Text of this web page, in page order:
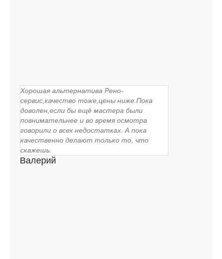
Хорошая альтернатива Рено-
сервис,качество тоже,цены ниже.Пока
доволен,если бы ещё мастера были
повнимательнее и во время осмотра
говорили о всех недостатках. А пока
качественно делают только то, что
скажешь.
Валерий